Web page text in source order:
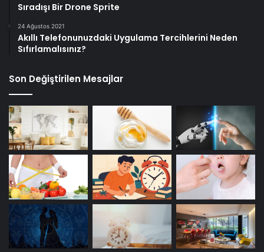
Sıradışı Bir Drone Sprite
24 Ağustos 2021
Akıllı Telefonunuzdaki Uygulama Tercihlerini Neden
Sıfırlamalısınız?
Son Değiştirilen Mesajlar